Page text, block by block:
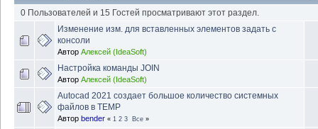
0 Пользователей и 15 Гостей просматривают этот раздел.
Изменение изм. для вставленных элементов задать с
консоли
Автор Алексей (IdeaSoft)
Настройка команды JOIN
Автор Алексей (IdeaSoft)
Autocad 2021 создает большое количество системных
файлов в TEMP
Автор bender « 1 2 3 Все »